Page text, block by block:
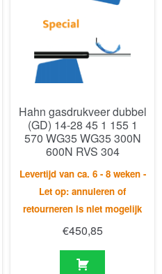
Hahn gasdrukveer dubbel
(GD) 14-28 45 1 155 1
570 WG35 WG35 300N
600N RVS 304
Levertijd van ca. 6 - 8 weken -
Let op: annuleren of
retourneren is niet mogelijk
€450,85